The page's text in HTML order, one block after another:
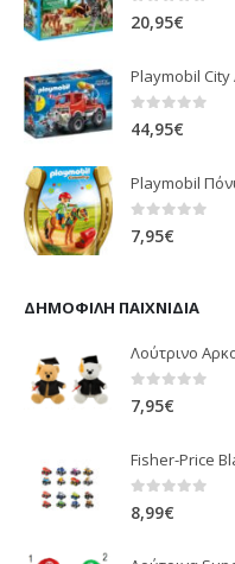
0 out of 5
20,95€
0 out of 5
44,95€
Playmobil
0out of 5
7,95€
ΔΗΜΟΦΙΛΉ ΠΑΙΧΝΊΔΙΑ
0out of 5
7,95€
0 out of 5
8,99€